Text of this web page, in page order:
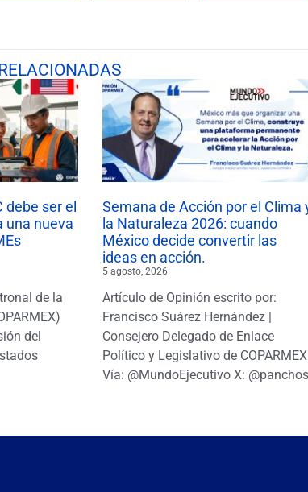
debe ser el
una nueva
de la
del
Semana de Acción por el Clima
la Naturaleza 2026: cuando
México decide convertir las
ideas en acción.
5 agosto, 2026
Artículo de Opinión escrito por:
Francisco Suárez Hernández |
Consejero Delegado de Enlace
Político y Legislativo de COPARMEX |
Vía: @MundoEjecutivo X: